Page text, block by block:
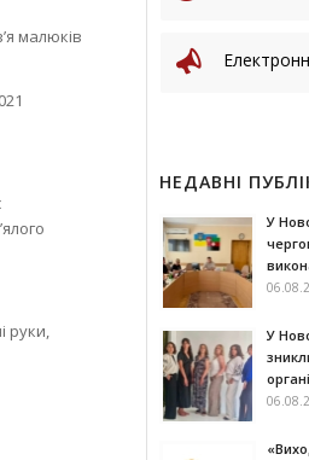
малюків
руки,
НЕДАВНІ
У
У